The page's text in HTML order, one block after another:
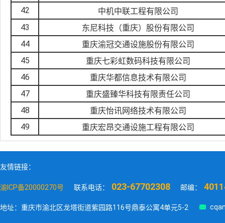
42
中机中联工程有限公司
43
东尼科技（重庆）股份有限公司
44
重庆渝冠交通设施股份有限公司
45
重庆七彩虹数码科技有限公司
46
重庆华都信息技术有限公司
47
重庆盛臻华科技有限责任公司
48
重庆怡讯网络技术有限公司
49
重庆宏昂交通设施工程有限公司
友情链接：
渝ICP备20000270号 联系电话： 023-67702308 邮编：
地址：重庆市渝北区龙塔街道紫园路116号鼎泰公寓4单元5-2 